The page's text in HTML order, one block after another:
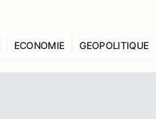
ECONOMIE GEOPOLITIQUE